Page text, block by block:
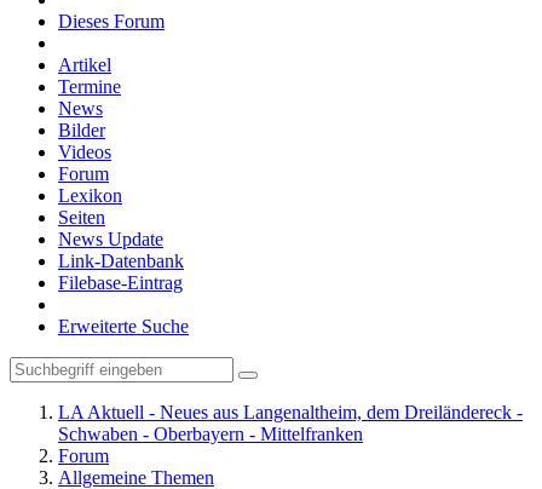
Dieses Forum
Artikel
Termine
News
Bilder
Videos
Forum
Lexikon
Seiten
News Update
Link-Datenbank
Filebase-Eintrag
Erweiterte Suche
LA Aktuell - Neues aus Langenaltheim, dem Dreiländereck -
Schwaben - Oberbayern - Mittelfranken
Forum
Allgemeine Themen